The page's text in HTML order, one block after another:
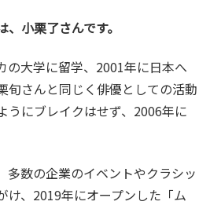
小栗了さんです。
の大学に留学、2001年に日本へ
旬さんと同じく俳優としての活動
うにブレイクはせず、2006年に
多数の企業のイベントやクラシッ
け、2019年にオープンした「ム